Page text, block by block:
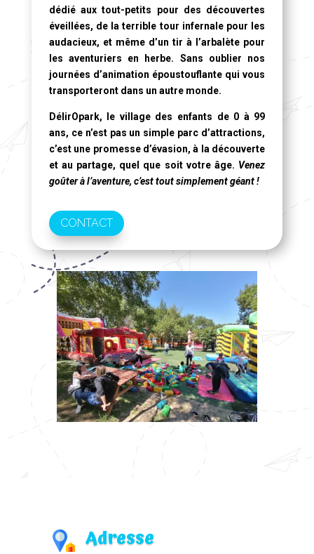
dédié aux tout-petits pour des découvertes
éveillées, de la terrible tour infernale pour les
audacieux, et même d’un tir à l’arbalète pour
les aventuriers en herbe. Sans oublier nos
journées d’animation époustouflante qui vous
transporteront dans un autre monde.
DélirOpark, le village des enfants de 0 à 99
ans, ce n’est pas un simple parc d’attractions,
c’est une promesse d’évasion, à la découverte
et au partage, quel que soit votre âge. Venez
goûter à l’aventure, c’est tout simplement géant !
CONTACT
Adresse